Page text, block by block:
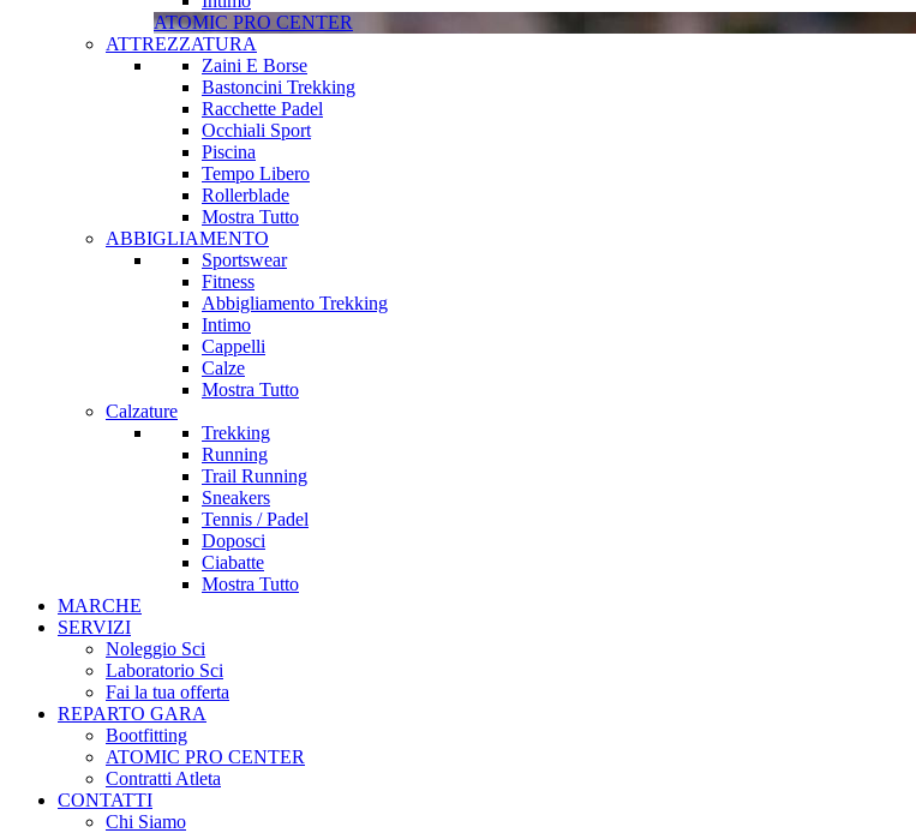
ATOMIC PRO CENTER
ATTREZZATURA
Zaini E Borse
Bastoncini Trekking
Racchette Padel
Occhiali Sport
Piscina
Tempo Libero
Rollerblade
Mostra Tutto
ABBIGLIAMENTO
Sportswear
Fitness
Abbigliamento Trekking
Intimo
Cappelli
Calze
Mostra Tutto
Calzature
Trekking
Running
Trail Running
Sneakers
Tennis / Padel
Doposci
Ciabatte
Mostra Tutto
MARCHE
SERVIZI
Noleggio Sci
Laboratorio Sci
Fai la tua offerta
REPARTO GARA
Bootfitting
ATOMIC PRO CENTER
Contratti Atleta
CONTATTI
Chi Siamo